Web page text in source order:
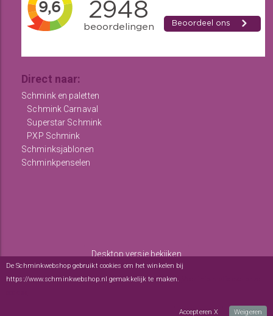
Direct naar:
Schmink en paletten
Schmink Carnaval
Superstar Schmink
PXP Schmink
Schminksjablonen
Schminkpenselen
Desktop versie bekijken
De Schminkwebshop gebruikt cookies om het winkelen bij
https://www.schminkwebshop.nl gemakkelijk te maken.
Accepteren X Weigeren